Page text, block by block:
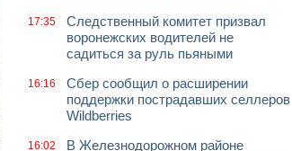
17:35
Следственный комитет призвал
воронежских водителей не
садиться за руль пьяными
16:16
Сбер сообщил о расширении
поддержки пострадавших селлеров
Wildberries
16:02
В Железнодорожном районе